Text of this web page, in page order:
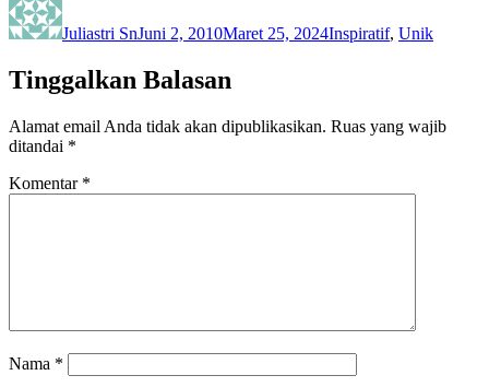
Juliastri SnJuni 2, 2010Maret 25, 2024Inspiratif, Unik
Tinggalkan Balasan
Alamat email Anda tidak akan dipublikasikan. Ruas yang wajib
ditandai *
Komentar *
Nama *